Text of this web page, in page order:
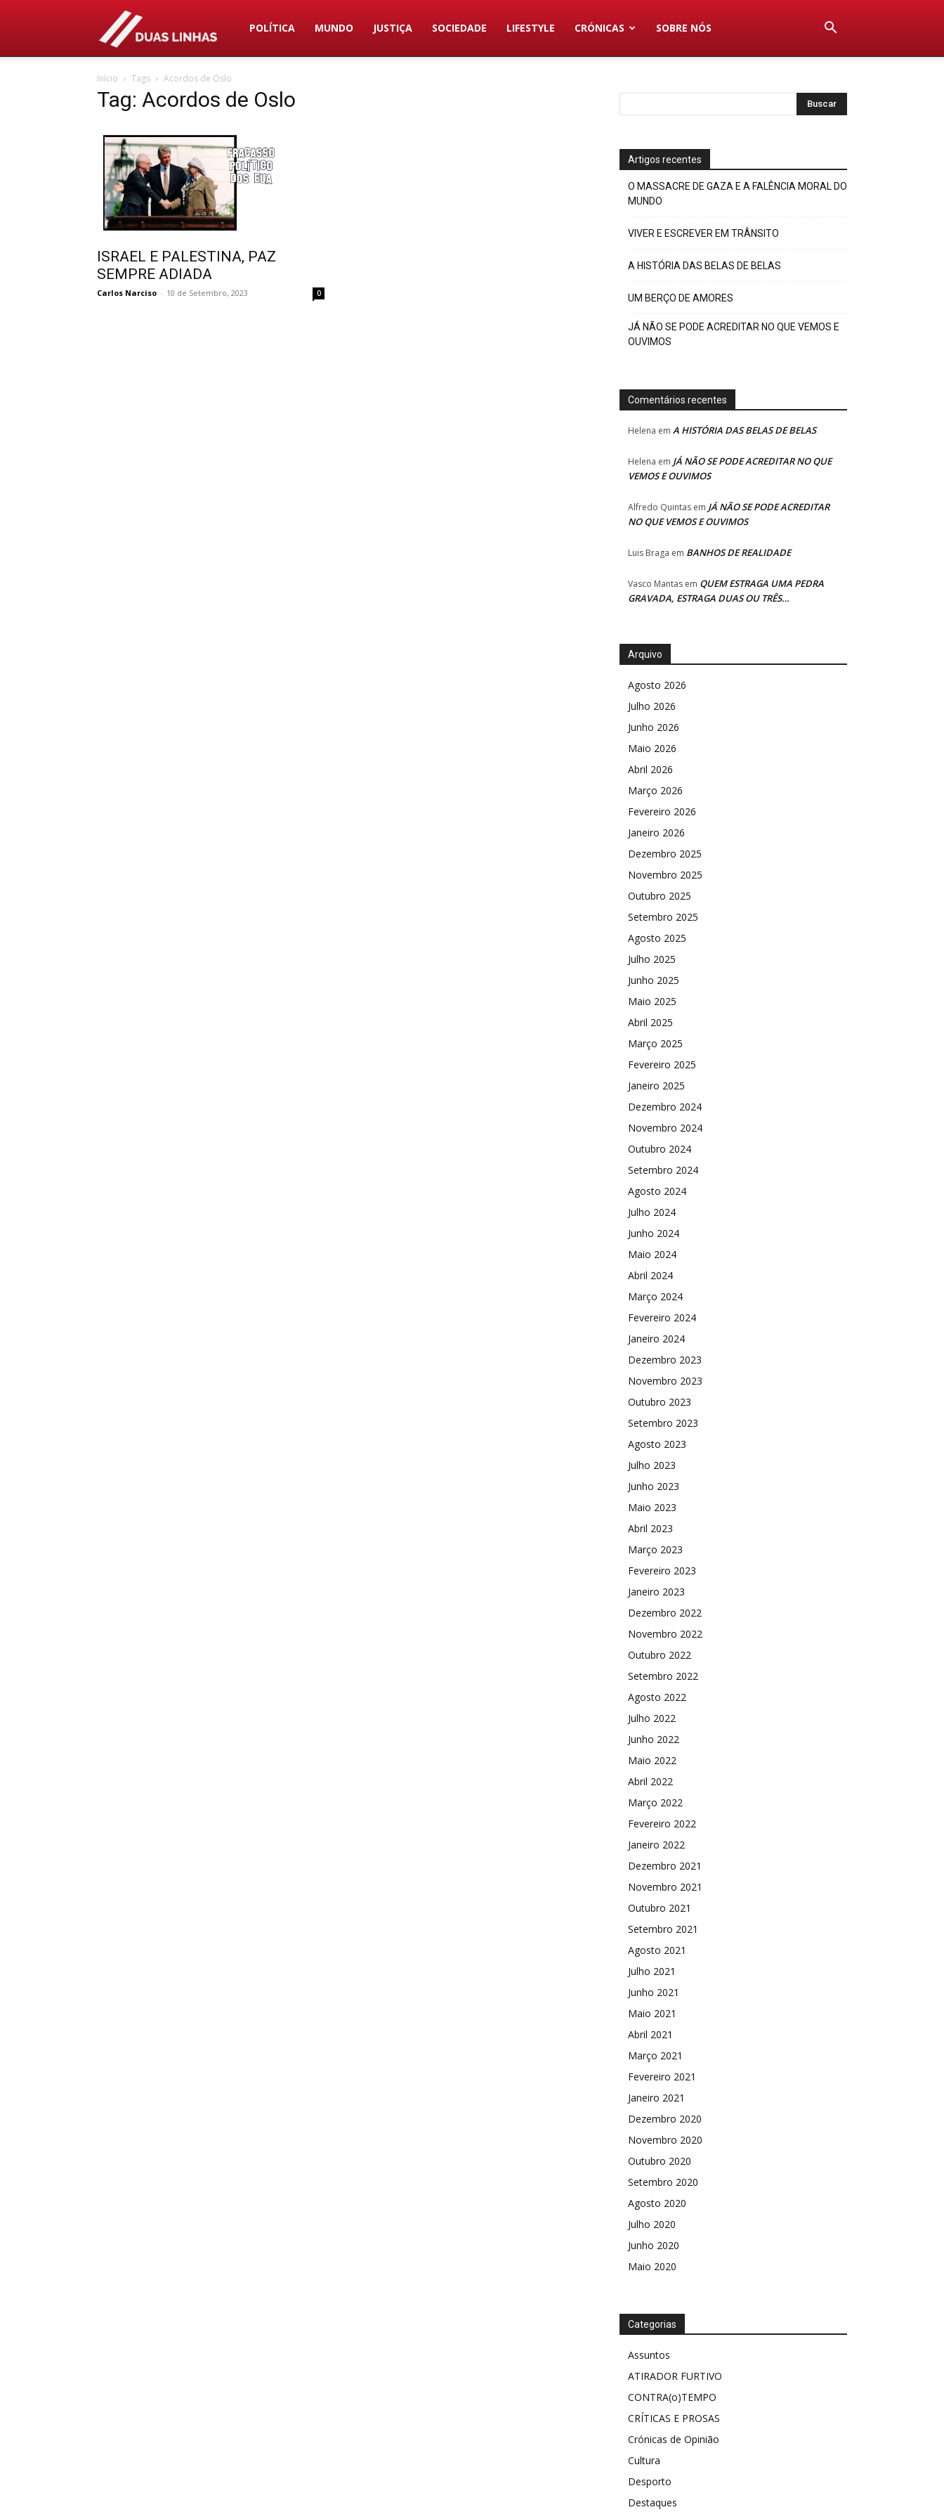
Duas
POLÍTICA MUNDO JUSTIÇA SOCIEDADE LIFESTYLE CRÓNICAS SOBRE NÓS
Início Tags Acordos de Oslo
Tag: Acordos de Oslo
ISRAEL E PALESTINA, PAZ
SEMPRE ADIADA
Carlos Narciso - 10 de Setembro, 2023 0
Artigos recentes
O MASSACRE DE GAZA E A FALÊNCIA MORAL DO
MUNDO
VIVER E ESCREVER EM TRÂNSITO
A HISTÓRIA DAS BELAS DE BELAS
UM BERÇO DE AMORES
JÁ NÃO SE PODE ACREDITAR NO QUE VEMOS E
OUVIMOS
Comentários recentes
Helena em A HISTÓRIA DAS BELAS DE BELAS
Helena em JÁ NÃO SE PODE ACREDITAR NO QUE
VEMOS E OUVIMOS
Alfredo Quintas em JÁ NÃO SE PODE ACREDITAR
NO QUE VEMOS E OUVIMOS
Luis Braga em BANHOS DE REALIDADE
Vasco Mantas em QUEM ESTRAGA UMA PEDRA
GRAVADA, ESTRAGA DUAS OU TRÊS…
Arquivo
Agosto 2026
Julho 2026
Junho 2026
Maio 2026
Abril 2026
Março 2026
Fevereiro 2026
Janeiro 2026
Dezembro 2025
Novembro 2025
Outubro 2025
Setembro 2025
Agosto 2025
Julho 2025
Junho 2025
Maio 2025
Abril 2025
Março 2025
Fevereiro 2025
Janeiro 2025
Dezembro 2024
Novembro 2024
Outubro 2024
Setembro 2024
Agosto 2024
Julho 2024
Junho 2024
Maio 2024
Abril 2024
Março 2024
Fevereiro 2024
Janeiro 2024
Dezembro 2023
Novembro 2023
Outubro 2023
Setembro 2023
Agosto 2023
Julho 2023
Junho 2023
Maio 2023
Abril 2023
Março 2023
Fevereiro 2023
Janeiro 2023
Dezembro 2022
Novembro 2022
Outubro 2022
Setembro 2022
Agosto 2022
Julho 2022
Junho 2022
Maio 2022
Abril 2022
Março 2022
Fevereiro 2022
Janeiro 2022
Dezembro 2021
Novembro 2021
Outubro 2021
Setembro 2021
Agosto 2021
Julho 2021
Junho 2021
Maio 2021
Abril 2021
Março 2021
Fevereiro 2021
Janeiro 2021
Dezembro 2020
Novembro 2020
Outubro 2020
Setembro 2020
Agosto 2020
Julho 2020
Junho 2020
Maio 2020
Categorias
Assuntos
ATIRADOR FURTIVO
CONTRA(o)TEMPO
CRÍTICAS E PROSAS
Crónicas de Opinião
Cultura
Desporto
Destaques